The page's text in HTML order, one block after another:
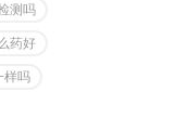
测吗
药好
样吗